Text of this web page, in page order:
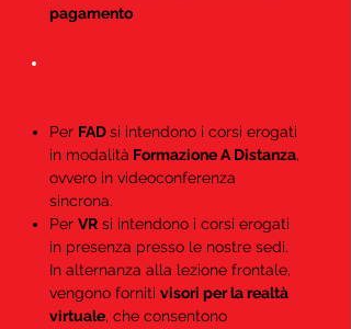
pagamento
Per FADsi intendono i corsi erogati
in modalità Formazione A Distanza,
ovvero in videoconferenza
sincrona.
Per VR si intendono i corsi erogati
in presenza presso le nostre sedi.
In alternanza alla lezione frontale,
vengono forniti visori per la realtà
virtuale, che consentono